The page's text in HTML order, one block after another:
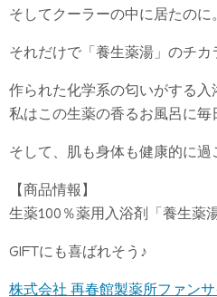
そしてクーラーの中に居たのに。
それだけで「養生薬湯」のチカ
作られた化学系の匂いがする入
私はこの生薬の香るお風呂に毎
そして、肌も身体も健康的に
【商品情報】
生薬100％薬用入浴剤「養生薬
GIFTにも喜ばれそう♪
株式会社 再春館製薬所ファン